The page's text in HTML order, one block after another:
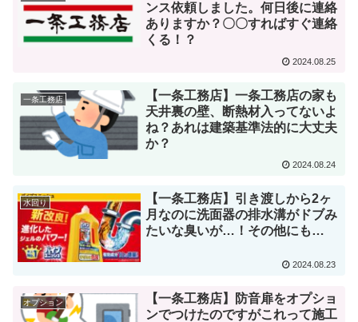
ンス依頼しました。何日後に連絡
ありますか？〇〇すればすぐ連絡
くる！？
2024.08.25
一条工務店
【一条工務店】一条工務店の家も
天井裏の壁、断熱材入ってないよ
ね？あれは建築基準法的に大丈夫
か？
2024.08.24
水回り
【一条工務店】引き渡しから2ヶ
月なのに洗面器の排水溝がドブみ
たいな臭いが…！その他にも…
2024.08.23
オプション
【一条工務店】防音扉をオプショ
ンでつけたのですがこれって施工